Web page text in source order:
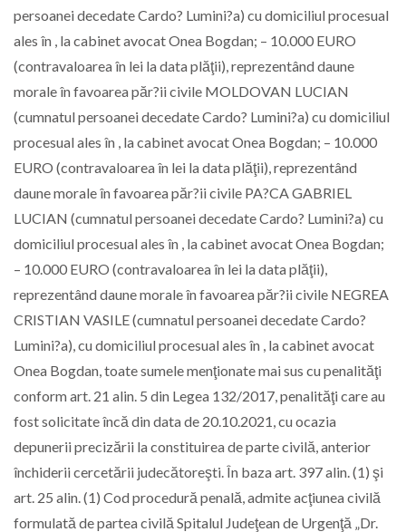
persoanei decedate Cardo? Lumini?a) cu domiciliul procesual
ales în , la cabinet avocat Onea Bogdan; – 10.000 EURO
(contravaloarea în lei la data plăţii), reprezentând daune
morale în favoarea păr?ii civile MOLDOVAN LUCIAN
(cumnatul persoanei decedate Cardo? Lumini?a) cu domiciliul
procesual ales în , la cabinet avocat Onea Bogdan; – 10.000
EURO (contravaloarea în lei la data plăţii), reprezentând
daune morale în favoarea păr?ii civile PA?CA GABRIEL
LUCIAN (cumnatul persoanei decedate Cardo? Lumini?a) cu
domiciliul procesual ales în , la cabinet avocat Onea Bogdan;
– 10.000 EURO (contravaloarea în lei la data plăţii),
reprezentând daune morale în favoarea păr?ii civile NEGREA
CRISTIAN VASILE (cumnatul persoanei decedate Cardo?
Lumini?a), cu domiciliul procesual ales în , la cabinet avocat
Onea Bogdan, toate sumele menţionate mai sus cu penalităţi
conform art. 21 alin. 5 din Legea 132/2017, penalităţi care au
fost solicitate încă din data de 20.10.2021, cu ocazia
depunerii precizării la constituirea de parte civilă, anterior
închiderii cercetării judecătoreşti. În baza art. 397 alin. (1) şi
art. 25 alin. (1) Cod procedură penală, admite acţiunea civilă
formulată de partea civilă Spitalul Judeţean de Urgenţă „Dr.